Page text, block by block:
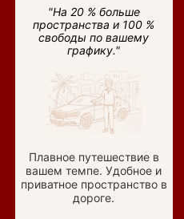
"На 20 % больше
пространства и 100 %
свободы по вашему
графику."
Плавное путешествие в
вашем темпе. Удобное и
приватное пространство в
дороге.